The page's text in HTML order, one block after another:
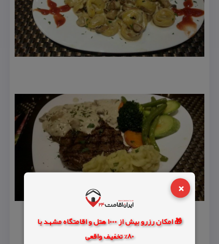
×
🎁 امکان رزرو بیش از 1000 هتل و اقامتگاه مشهد با
80% تخفیف واقعی